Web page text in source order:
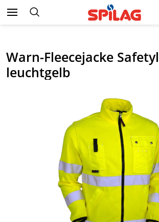
Warn-Fleecejacke
leuchtgelb